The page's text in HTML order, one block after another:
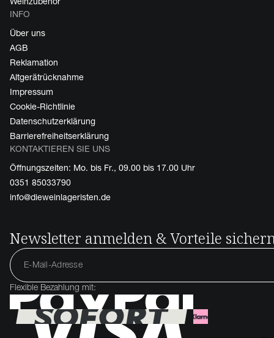
INFO
Über uns
AGB
Reklamation
Altgerätrücknahme
Impressum
Cookie-Richtlinie
Datenschutzerklärung
Barrierefreiheitserklärung
KONTAKTIEREN SIE UNS
Öffnungszeiten: Mo. bis Fr., 09.00 bis 17.00 Uhr
0351 85033790
info@dieweinlageristen.de
Newsletter anmelden & Vorteile
Flexible Bezahlung mit: